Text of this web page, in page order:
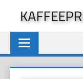
springen